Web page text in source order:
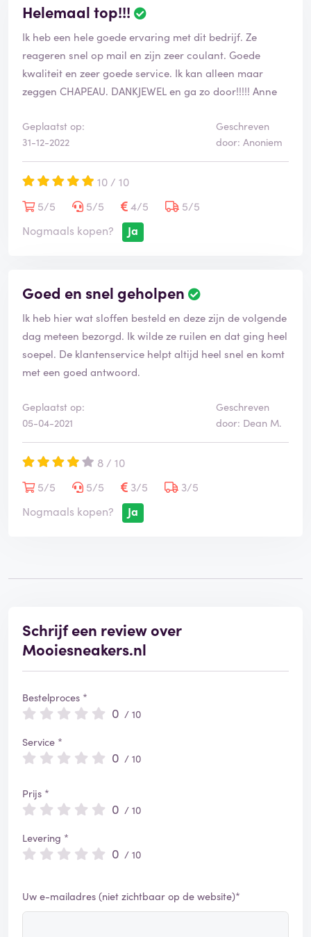
Helemaal top!!!
Ik heb een hele goede ervaring met dit bedrijf. Ze
reageren snel op mail en zijn zeer coulant. Goede
kwaliteit en zeer goede service. Ik kan alleen maar
zeggen CHAPEAU. DANKJEWEL en ga zo door!!!!! Anne
Geplaatst op:
31-12-2022
Geschreven
door: Anoniem
10 / 10
5/5
5/5 4/5
5/5
Nogmaals kopen?
Ja
Goed en snel geholpen
Ik heb hier wat sloffen besteld en deze zijn de volgende
dag meteen bezorgd. Ik wilde ze ruilen en dat ging heel
soepel. De klantenservice helpt altijd heel snel en komt
met een goed antwoord.
Geplaatst op:
05-04-2021
Geschreven
door: Dean M.
8 / 10
5/5
5/5 3/5
3/5
Nogmaals kopen?
Ja
Schrijf een review over
Mooiesneakers.nl
Bestelproces *
0 / 10
Service *
0 / 10
Prijs *
0 / 10
Levering *
0 / 10
Uw e-mailadres (niet zichtbaar op de website)*